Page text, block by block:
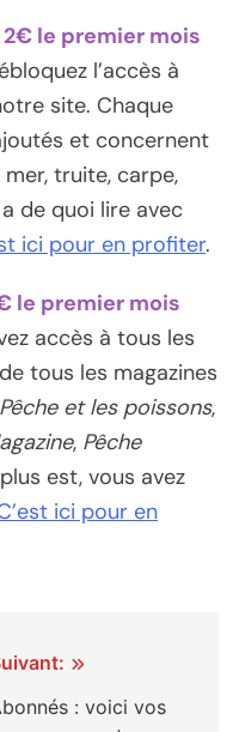
2€ le premier mois
l’accès à
site. Chaque
et concernent
truite, carpe,
de quoi lire avec
ici pour en profiter.
le premier mois
accès à tous les
tous les magazines
et les poissons,
, Pêche
est, vous avez
ici pour en
: voici vos